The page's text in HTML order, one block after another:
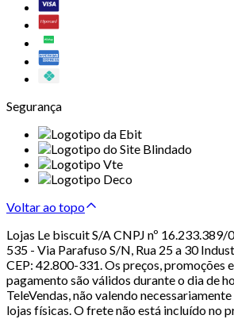
Segurança
Voltar ao topo
Lojas Le biscuit S/A CNPJ nº
535 - Via Parafuso S/N, Rua 25 a 30
CEP: 42.800-331. Os preços, promoções
pagamento são válidos durante o dia de
TeleVendas, não valendo
lojas físicas. O frete não está incluído no